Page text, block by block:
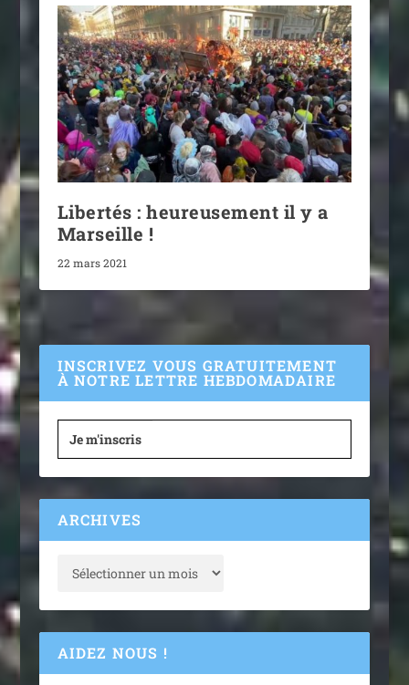
Libertés : heureusement il y a
Marseille !
22 mars 2021
INSCRIVEZ VOUS GRATUITEMENT
À NOTRE LETTRE HEBDOMADAIRE
Je m'inscris
ARCHIVES
AIDEZ NOUS !